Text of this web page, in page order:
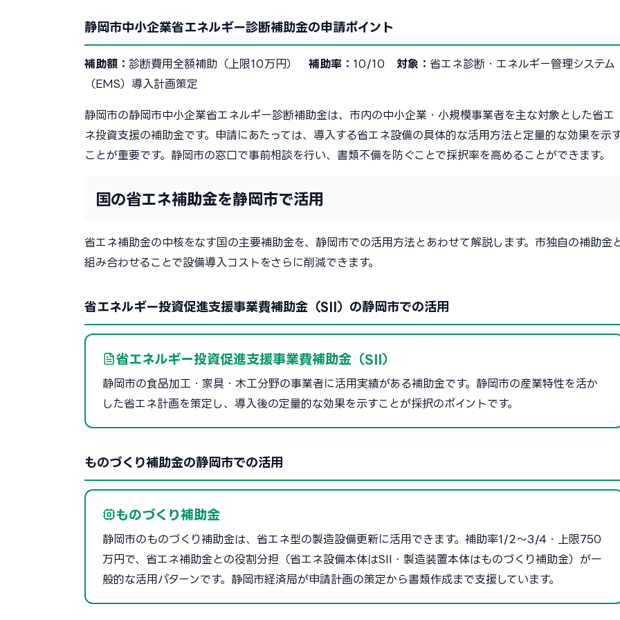
静岡市中小企業省エネルギー診断補助金の申請ポイント
補助額： 診断費用全額補助（上限10万円） 補助率： 10/10 対象： 省エネ診断・エネルギー管理システム
（EMS）導入計画策定
静岡市の静岡市中小企業省エネルギー診断補助金は、市内の中小企業・小規模事業者を主な対象とした省エ
ネ投資支援の補助金です。申請にあたっては、導入する省エネ設備の具体的な活用方法と定量的な効果を示
ことが重要です。静岡市の窓口で事前相談を行い、書類不備を防ぐことで採択率を高めることができます。
国の省エネ補助金を静岡市で活用
省エネ補助金の中核をなす国の主要補助金を、静岡市での活用方法とあわせて解説します。市独自の補助金
組み合わせることで設備導入コストをさらに削減できます。
省エネルギー投資促進支援事業費補助金（SII）の静岡市での活用
省エネルギー投資促進支援事業費補助金（SII）
静岡市の食品加工・家具・木工分野の事業者に活用実績がある補助金です。静岡市の産業特性を活か
した省エネ計画を策定し、導入後の定量的な効果を示すことが採択のポイントです。
ものづくり補助金の静岡市での活用
ものづくり補助金
静岡市のものづくり補助金は、省エネ型の製造設備更新に活用できます。補助率1/2〜3/4・上限750
万円で、省エネ補助金との役割分担（省エネ設備本体はSII・製造装置本体はものづくり補助金）が一
般的な活用パターンです。静岡市経済局が申請計画の策定から書類作成まで支援しています。